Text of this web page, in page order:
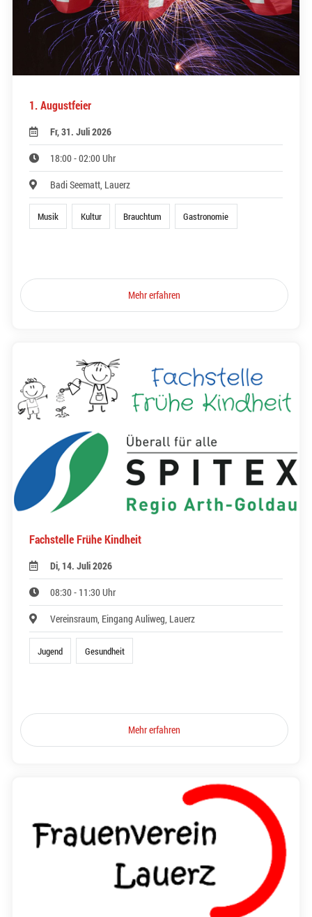
1. Augustfeier
Fr, 31. Juli 2026
18:00 - 02:00 Uhr
Badi Seematt, Lauerz
Musik Kultur Brauchtum Gastronomie
Mehr erfahren
Fachstelle Frühe Kindheit
Di, 14. Juli 2026
08:30 - 11:30 Uhr
Vereinsraum, Eingang Auliweg, Lauerz
Jugend Gesundheit
Mehr erfahren